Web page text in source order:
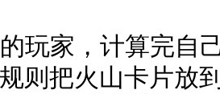
玩家，计算完自
则把火山卡片放